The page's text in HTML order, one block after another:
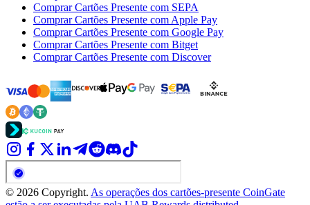
Comprar Cartões Presente com SEPA
Comprar Cartões Presente com Apple Pay
Comprar Cartões Presente com Google Pay
Comprar Cartões Presente com Bitget
Comprar Cartões Presente com Discover
© 2026 Copyright. As operações dos cartões-presente CoinGate